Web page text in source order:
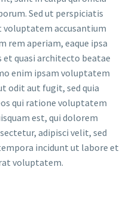
Sed ut perspiciatis
voluptatem accusantium
rem aperiam, eaque ipsa
quasi architecto beatae
enim ipsam voluptatem
odit aut fugit, sed quia
qui ratione voluptatem
est, qui dolorem
adipisci velit, sed
incidunt ut labore et
voluptatem.